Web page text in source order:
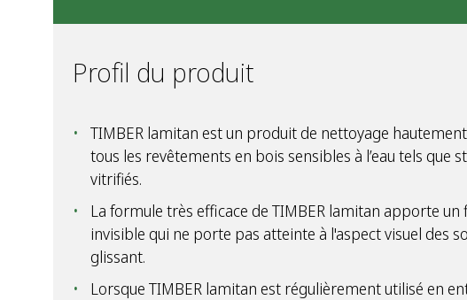
Profil du produit
TIMBER lamitan est un produit de nettoyage
tous les revêtements en bois sensibles à l’eau tels que
vitrifiés.
La formule très efficace de TIMBER lamitan apporte
invisible qui ne porte pas atteinte à l'aspect visuel des
glissant.
Lorsque TIMBER lamitan est régulièrement utilisé en